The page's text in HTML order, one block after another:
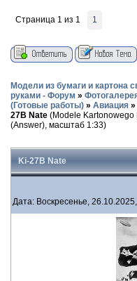
Страница 1 из 1 1
Модели из бумаги и картона
руками - Форум »
(Готовые работы) » Авиация »
27B Nate (Modele Kartonowego
(Answer), масштаб 1:33)
Ki-27B Nate
Дата: Воскресенье,